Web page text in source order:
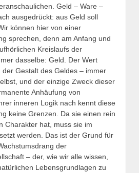
Geld – Ware –
ausgedrückt: aus Geld soll
können hier von einer
sprechen, denn am Anfang und
Kreislaufs der
dasselbe: Geld. Der Wert
der Gestalt des Geldes – immer
und der einzige Zweck dieser
Anhäufung von
inneren Logik nach kennt diese
keine Grenzen. Da sie einen rein
Charakter hat, muss sie im
werden. Das ist der Grund für
der
– der, wie wir alle wissen,
Lebensgrundlagen zu